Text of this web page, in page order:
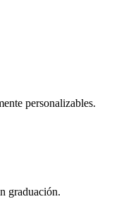
personalizables.
graduación.